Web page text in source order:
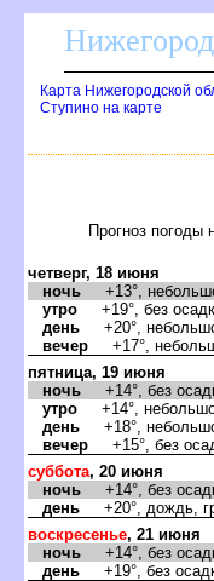
Карта Нижегородской
Ступино на карте
Прогноз
четверг, 18 июня
ночь +13°,
утро +19°, без
день +20°,
ечер +17°,
пятница, 19 июня
ночь +14°, без
утро +14°,
день +18°,
ечер +15°, без
суббота, 20 июня
ночь +14°, без
день +20°, дождь,
оскресенье, 21 июня
ночь +14°, без
день +19°, без